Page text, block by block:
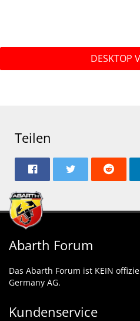
DESKTOP
Teilen
Abarth Forum
Das Abarth Forum ist KEIN
Germany AG.
Kundenservice